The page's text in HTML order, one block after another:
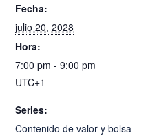
Fecha:
julio 20, 2028
Hora:
7:00 pm - 9:00 pm
UTC+1
Series:
Contenido de valor y bolsa